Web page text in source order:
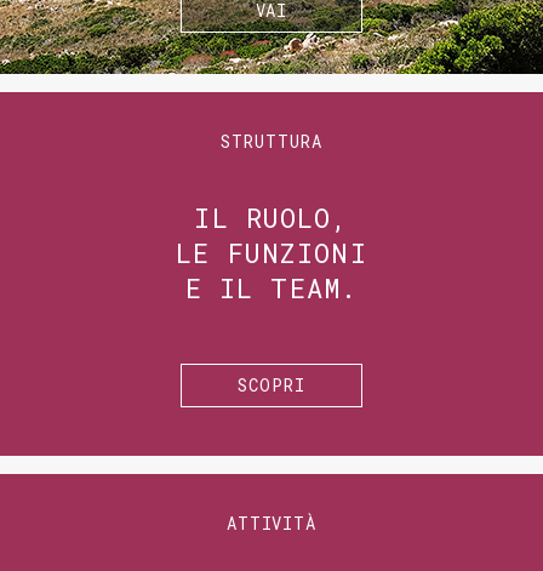
VAI
STRUTTURA
IL RUOLO,
LE FUNZIONI
E IL TEAM.
SCOPRI
ATTIVITÀ